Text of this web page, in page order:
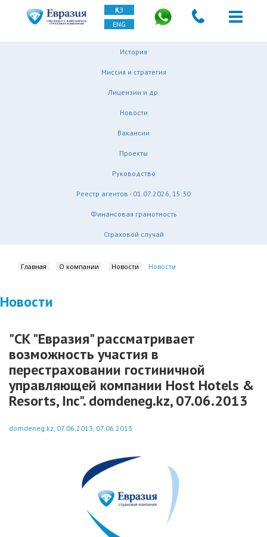
ҚАЗ
ENG
История
Миссия и стратегия
Лицензии и др.
Новости
Вакансии
Проекты
Руководство
Реестр агентов - 01.07.2026, 15:30
Финансовая грамотность
Страховой случай
Главная О компании Новости Новости
Новости
"СК "Евразия" рассматривает
возможность участия в
перестраховании гостиничной
управляющей компании Host Hotels &
Resorts, Inc". domdeneg.kz, 07.06.2013
domdeneg.kz, 07.06.2013, 07.06.2013